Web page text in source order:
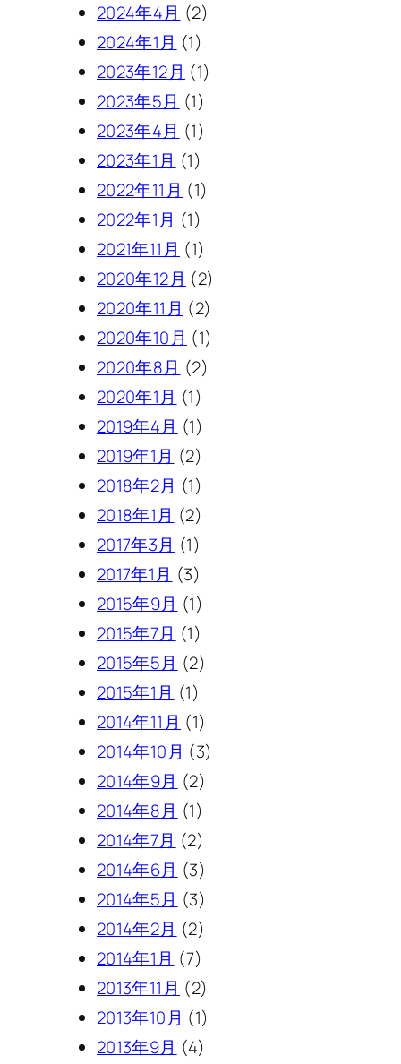
2024年4月 (2)
2024年1月 (1)
2023年12月 (1)
2023年5月 (1)
2023年4月 (1)
2023年1月 (1)
2022年11月 (1)
2022年1月 (1)
2021年11月 (1)
2020年12月 (2)
2020年11月 (2)
2020年10月 (1)
2020年8月 (2)
2020年1月 (1)
2019年4月 (1)
2019年1月 (2)
2018年2月 (1)
2018年1月 (2)
2017年3月 (1)
2017年1月 (3)
2015年9月 (1)
2015年7月 (1)
2015年5月 (2)
2015年1月 (1)
2014年11月 (1)
2014年10月 (3)
2014年9月 (2)
2014年8月 (1)
2014年7月 (2)
2014年6月 (3)
2014年5月 (3)
2014年2月 (2)
2014年1月 (7)
2013年11月 (2)
2013年10月 (1)
2013年9月 (4)